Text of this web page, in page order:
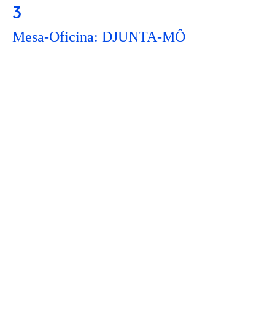
3
Mesa-Oficina: DJUNTA-MÔ